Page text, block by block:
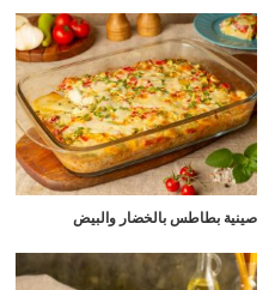
صينية بطاطس بالخضار والبيض